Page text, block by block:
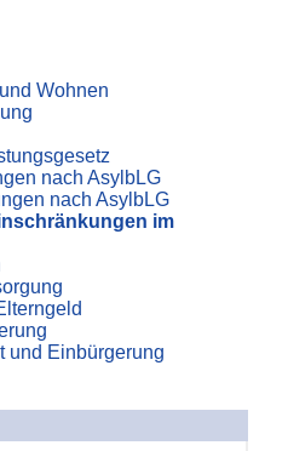
Wohnen
nach AsylbLG
nach AsylbLG
im
und Einbürgerung